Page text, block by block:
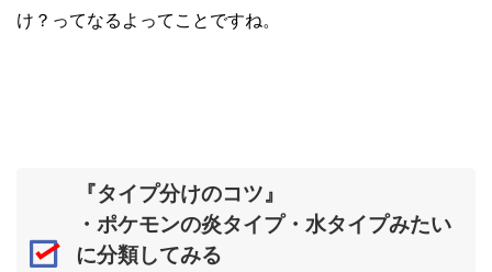
け？ってなるよってことですね。
『タイプ分けのコツ』
・ポケモンの炎タイプ・水タイプみたい
に分類してみる